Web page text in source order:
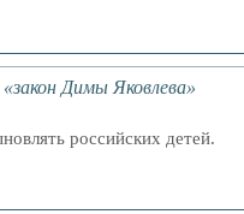
Димы Яковлева»
российских детей.